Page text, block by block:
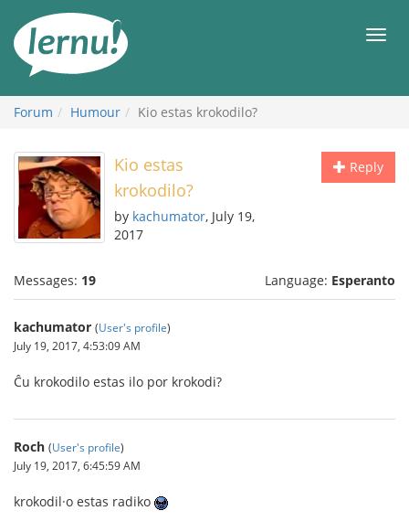
the
content
Forum Humour Kio estas krokodilo?
Reply
Kio estas
krokodilo?
by kachumator, July 19,
2017
Messages: 19 Language: Esperanto
kachumator (User's profile)
July 19, 2017, 4:53:09 AM
Ĉu krokodilo estas ilo por krokodi?
Roch (User's profile)
July 19, 2017, 6:45:59 AM
krokodil·o estas radiko